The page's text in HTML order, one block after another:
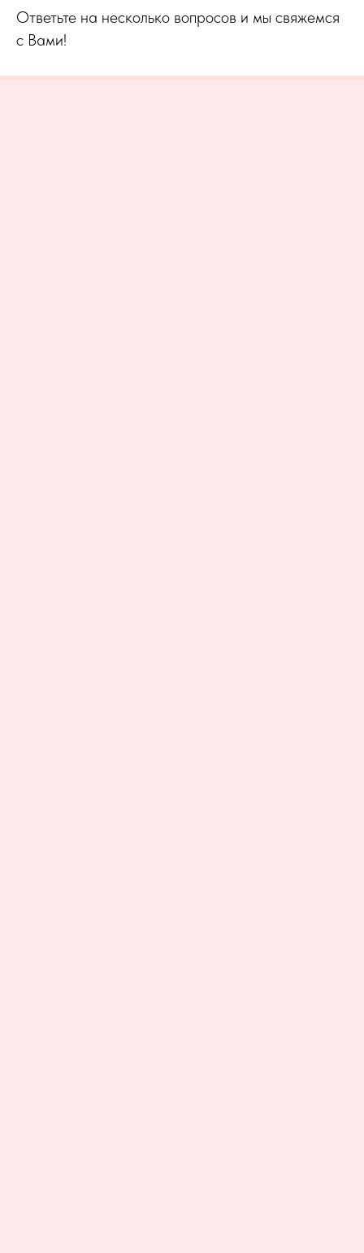
Ответьте на несколько вопросов и мы свяжемся
с Вами!